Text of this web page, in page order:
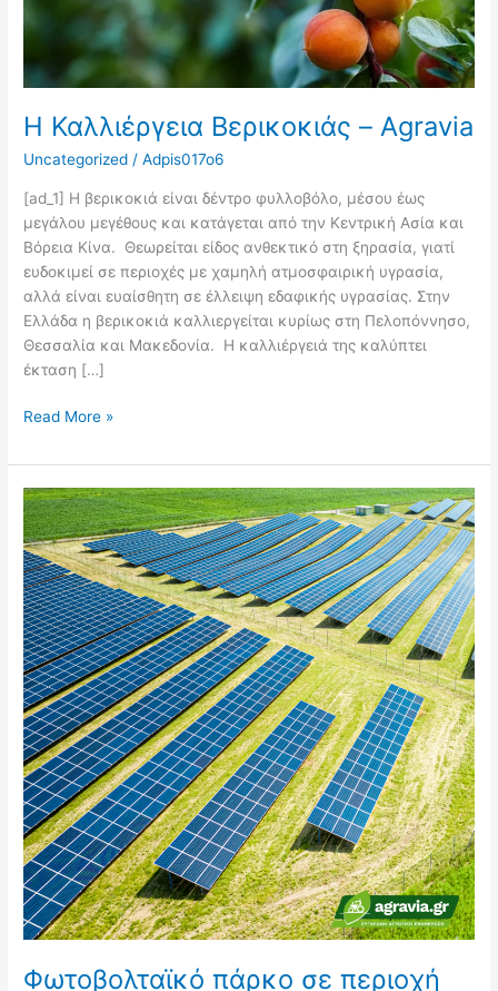
Η Καλλιέργεια Βερικοκιάς – Agravia
Uncategorized /Adpis017o6
[ad_1] Η βερικοκιά είναι δέντρο φυλλοβόλο, μέσου έως
μεγάλου μεγέθους και κατάγεται από την Κεντρική Ασία και
Βόρεια Κίνα. Θεωρείται είδος ανθεκτικό στη ξηρασία, γιατί
ευδοκιμεί σε περιοχές με χαμηλή ατμοσφαιρική υγρασία,
αλλά είναι ευαίσθητη σε έλλειψη εδαφικής υγρασίας. Στην
Ελλάδα η βερικοκιά καλλιεργείται κυρίως στη Πελοπόννησο,
Θεσσαλία και Μακεδονία. Η καλλιέργειά της καλύπτει
έκταση […]
Read More »
Φωτοβολταϊκό πάρκο σε περιοχή
Φωτοβολταϊκό
πάρκο
σε
περιοχή
βόσκησης
12.000
πρόβατων
στον
Τύρναβο